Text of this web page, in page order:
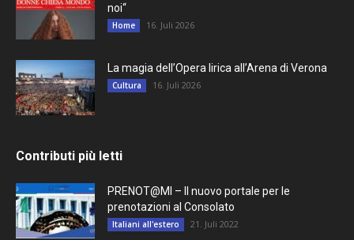
noi“
Home 16. Juli 2026
La magia dell’Opera lirica all’Arena di Verona
Cultura 16. Juli 2026
Contributi più letti
PRENOT@MI – Il nuovo portale per le
prenotazioni al Consolato
Italiani all'estero 21. Juli 2022